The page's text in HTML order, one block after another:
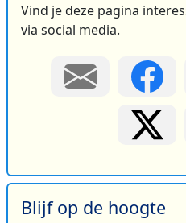
Vind je deze pagina
via social media.
Blijf op de hoogte